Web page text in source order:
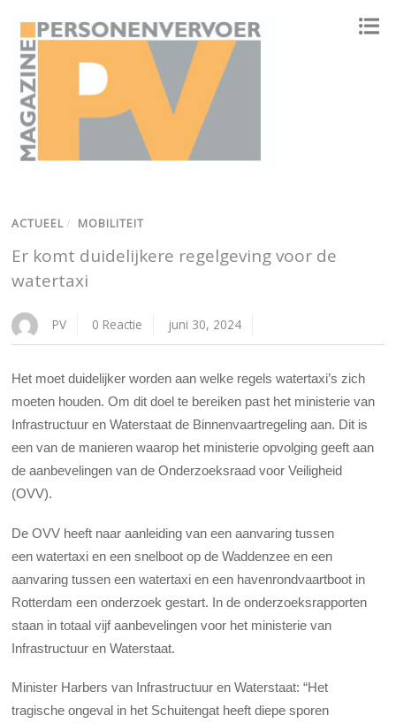
ACTUEEL / MOBILITEIT
Er komt duidelijkere regelgeving voor de
watertaxi
PV 0 Reactie juni 30, 2024
Het moet duidelijker worden aan welke regels watertaxi’s zich
moeten houden. Om dit doel te bereiken past het ministerie van
Infrastructuur en Waterstaat de Binnenvaartregeling aan. Dit is
een van de manieren waarop het ministerie opvolging geeft aan
de aanbevelingen van de Onderzoeksraad voor Veiligheid
(OVV).
De OVV heeft naar aanleiding van een aanvaring tussen
een watertaxi en een snelboot op de Waddenzee en een
aanvaring tussen een watertaxi en een havenrondvaartboot in
Rotterdam een onderzoek gestart. In de onderzoeksrapporten
staan in totaal vijf aanbevelingen voor het ministerie van
Infrastructuur en Waterstaat.
Minister Harbers van Infrastructuur en Waterstaat: “Het
tragische ongeval in het Schuitengat heeft diepe sporen